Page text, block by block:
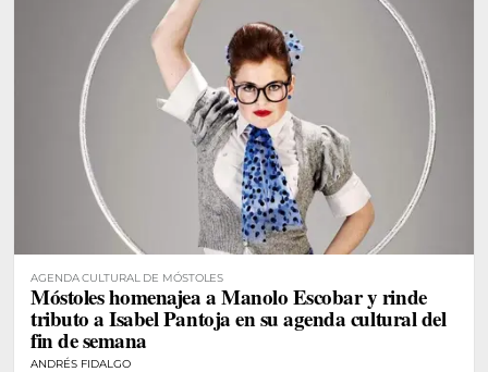
AGENDA CULTURAL DE MÓSTOLES
Móstoles homenajea a Manolo Escobar y rinde
tributo a Isabel Pantoja en su agenda cultural del
fin de semana
ANDRÉS FIDALGO